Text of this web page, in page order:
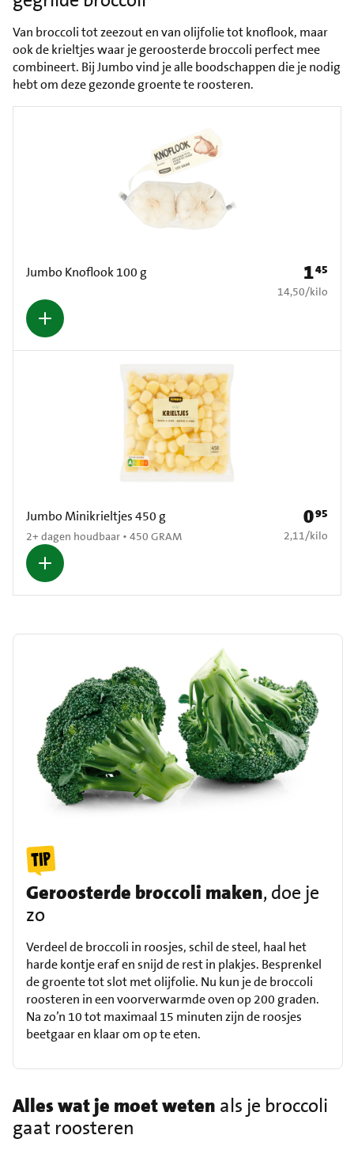
Van broccoli tot zeezout en van olijfolie tot knoflook, maar
ook de krieltjes waar je geroosterde broccoli perfect mee
combineert. Bij Jumbo vind je alle boodschappen die je nodig
hebt om deze gezonde groente te roosteren.
Jumbo Knoflook 100 g Prijs: €
145
€ 14,50 per kilo
14,50/kilo
Jumbo Minikrieltjes 450 g
2+ dagen houdbaar • 450 GRAM
Prijs: €
095
€ 2,11 per kilo
2,11/kilo
Geroosterde broccoli maken, doe je
zo
Verdeel de broccoli in roosjes, schil de steel, haal het
harde kontje eraf en snijd de rest in plakjes. Besprenkel
de groente tot slot met olijfolie. Nu kun je de broccoli
roosteren in een voorverwarmde oven op 200 graden.
Na zo’n 10 tot maximaal 15 minuten zijn de roosjes
beetgaar en klaar om op te eten.
Alles wat je moet weten als je broccoli
gaat roosteren